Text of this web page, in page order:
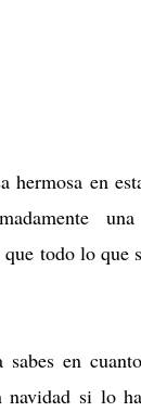
hermosa en
todo lo que
sabes en
navidad si lo